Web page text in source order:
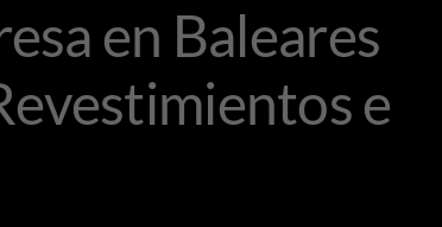
en Baleares
e